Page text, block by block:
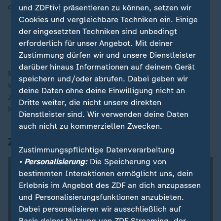
dem starken Saisonstart nicht viel übrig geblieben ist.
Warum die Unruhe beim 1. FC Köln auch am
Trainer liegt
Mit dem ZDF-Liveticker
sind Sie über alle Partien stets
informiert - und ab 0 Uhr gibt es dann die
Zusammenfassungen der Spiele von Dienstag und
Mittwoch.
Zahl des Tages
und ZDFtivi präsentieren zu können, setzen wir
Cookies und vergleichbare Techniken ein. Einige
der eingesetzten Techniken sind unbedingt
erforderlich für unser Angebot. Mit deiner
Zustimmung dürfen wir und unsere Dienstleister
darüber hinaus Informationen auf deinem Gerät
speichern und/oder abrufen. Dabei geben wir
deine Daten ohne deine Einwilligung nicht an
Dritte weiter, die nicht unsere direkten
Dienstleister sind. Wir verwenden deine Daten
auch nicht zu kommerziellen Zwecken.
Zustimmungspflichtige Datenverarbeitung
• Personalisierung:Die Speicherung von
bestimmten Interaktionen ermöglicht uns, dein
Erlebnis im Angebot des ZDF an dich anzupassen
und Personalisierungsfunktionen anzubieten.
Dabei personalisieren wir ausschließlich auf